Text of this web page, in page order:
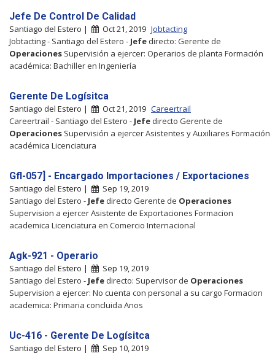
Jefe De Control De Calidad
Santiago del Estero | Oct 21, 2019 Jobtacting
Jobtacting - Santiago del Estero - Jefe directo: Gerente de
Operaciones Supervisión a ejercer: Operarios de planta Formación
académica: Bachiller en Ingeniería
Gerente De Logísitca
Santiago del Estero | Oct 21, 2019 Careertrail
Careertrail - Santiago del Estero - Jefe directo Gerente de
Operaciones Supervisión a ejercer Asistentes y Auxiliares Formación
académica Licenciatura
Gfl-057] - Encargado Importaciones / Exportaciones
Santiago del Estero |
Sep 19, 2019
Santiago del Estero - Jefe directo Gerente de Operaciones
Supervision a ejercer Asistente de Exportaciones Formacion
academica Licenciatura en Comercio Internacional
Agk-921 - Operario
Santiago del Estero |
Sep 19, 2019
Santiago del Estero - Jefe directo: Supervisor de Operaciones
Supervision a ejercer: No cuenta con personal a su cargo Formacion
academica: Primaria concluida Anos
Uc-416 - Gerente De Logísitca
Santiago del Estero |
Sep 10, 2019